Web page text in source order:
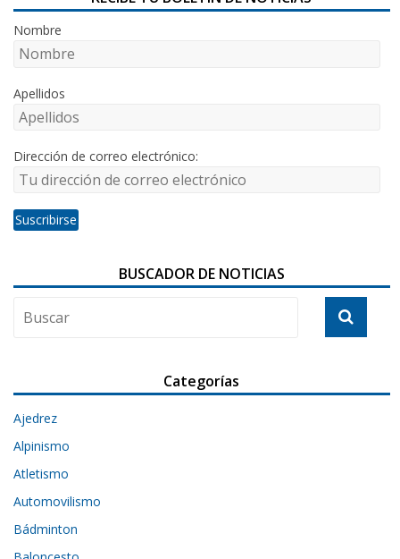
Nombre
Apellidos
Dirección de correo electrónico:
BUSCADOR DE NOTICIAS
Categorías
Ajedrez
Alpinismo
Atletismo
Automovilismo
Bádminton